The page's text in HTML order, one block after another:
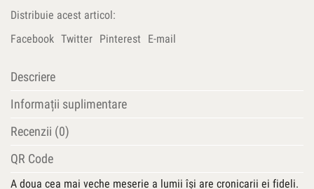
România
războinică
Distribuie acest articol:
Facebook Twitter Pinterest E-mail
Descriere
Informații suplimentare
Recenzii (0)
QR Code
A doua cea mai veche meserie a lumii îşi are cronicarii ei fideli.